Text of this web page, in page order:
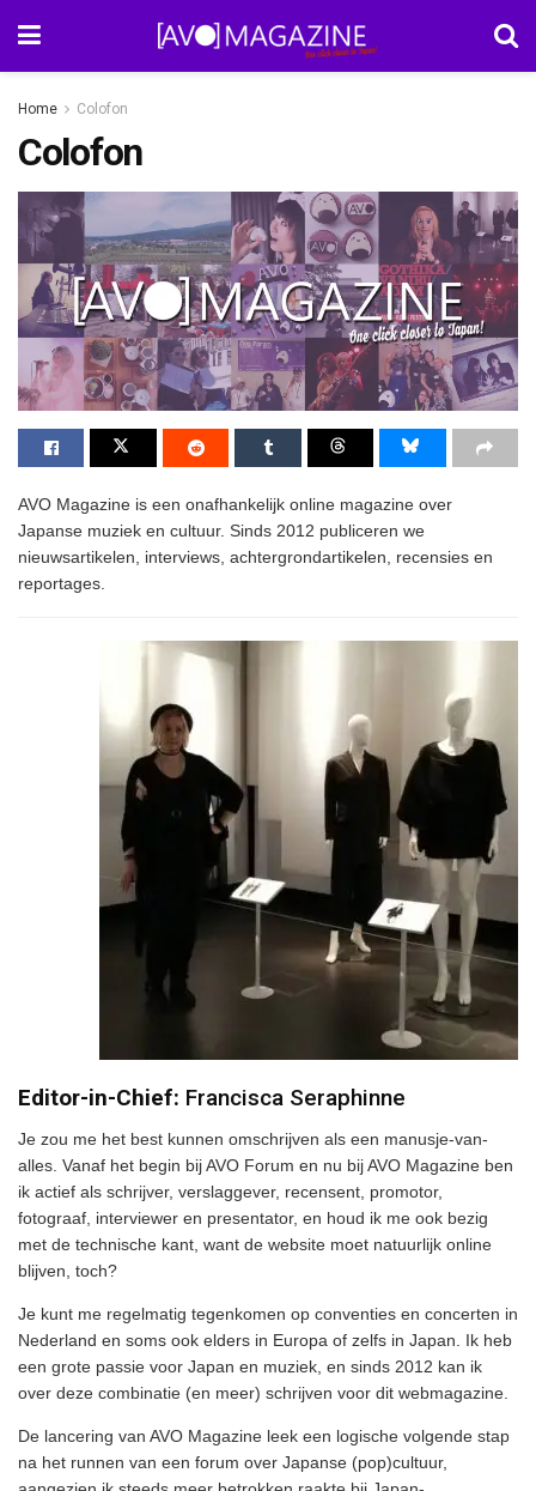
Home Colofon
Colofon
AVO Magazine is een onafhankelijk online magazine over
Japanse muziek en cultuur. Sinds 2012 publiceren we
nieuwsartikelen, interviews, achtergrondartikelen, recensies en
reportages.
Editor-in-Chief: Francisca Seraphinne
Je zou me het best kunnen omschrijven als een manusje-van-
alles. Vanaf het begin bij AVO Forum en nu bij AVO Magazine ben
ik actief als schrijver, verslaggever, recensent, promotor,
fotograaf, interviewer en presentator, en houd ik me ook bezig
met de technische kant, want de website moet natuurlijk online
blijven, toch?
Je kunt me regelmatig tegenkomen op conventies en concerten in
Nederland en soms ook elders in Europa of zelfs in Japan. Ik heb
een grote passie voor Japan en muziek, en sinds 2012 kan ik
over deze combinatie (en meer) schrijven voor dit webmagazine.
De lancering van AVO Magazine leek een logische volgende stap
na het runnen van een forum over Japanse (pop)cultuur,